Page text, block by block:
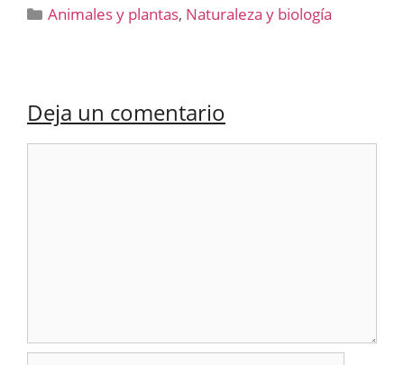
Categorías
Animales y plantas, Naturaleza y biología
Deja un comentario